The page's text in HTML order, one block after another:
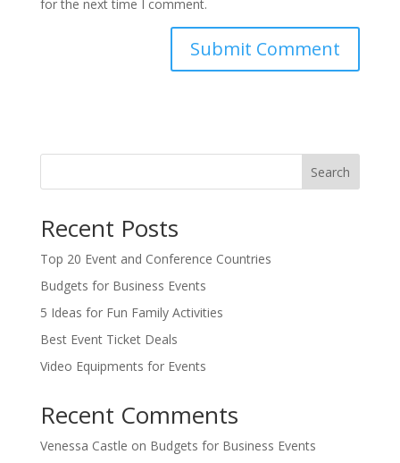
for the next time I comment.
Search
Recent Posts
Top 20 Event and Conference Countries
Budgets for Business Events
5 Ideas for Fun Family Activities
Best Event Ticket Deals
Video Equipments for Events
Recent Comments
Venessa Castle on Budgets for Business Events